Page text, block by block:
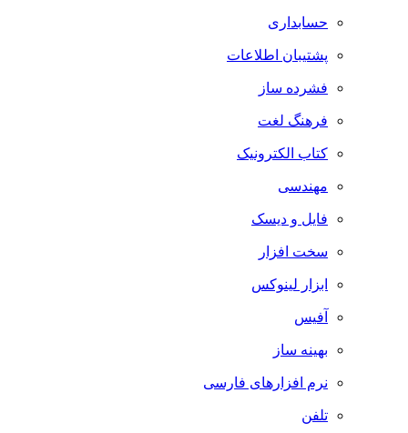
حسابداری
پشتیبان اطلاعات
فشرده ساز
فرهنگ لغت
کتاب الکترونیک
مهندسی
فایل و دیسک
سخت افزار
ابزار لینوکس
آفیس
بهینه ساز
نرم افزارهای فارسی
تلفن